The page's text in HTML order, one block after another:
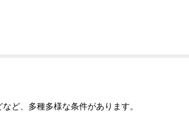
ど、多種多様な条件があります。